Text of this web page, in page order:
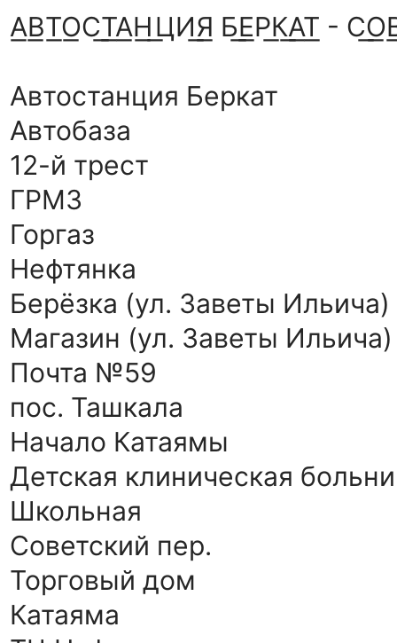
А͟В͟Т͟О͟С͟Т͟А͟Н͟ ͟ЦИ͟Я͟ Б͟Е͟Р͟К͟А͟Т͟ -
Автостанция Беркат
Автобаза
12-й трест
ГРМЗ
Горгаз
Нефтянка
Берёзка (ул. Заветы Ильича)
Магазин (ул. Заветы Ильича)
Почта №59
пос. Ташкала
Начало Катаямы
Детская клиническая
Школьная
Советский пер.
Торговый дом
Катаяма